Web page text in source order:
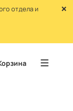
отдела и